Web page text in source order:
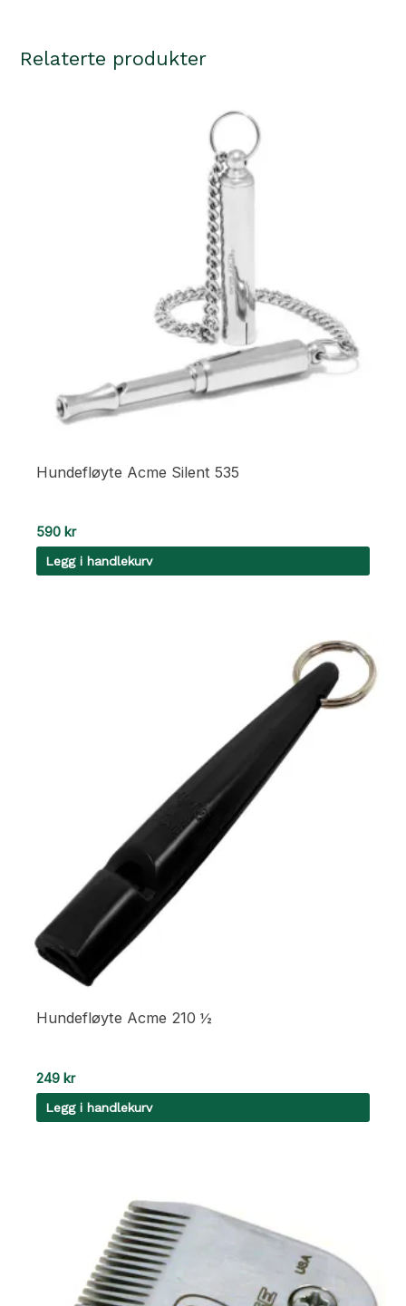
Relaterte produkter
Hundefløyte Acme Silent 535
590 kr
Legg i handlekurv
Hundefløyte Acme 210 ½
249 kr
Legg i handlekurv